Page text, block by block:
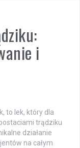
i
to lek, który dla
trądziku
działanie
na całym